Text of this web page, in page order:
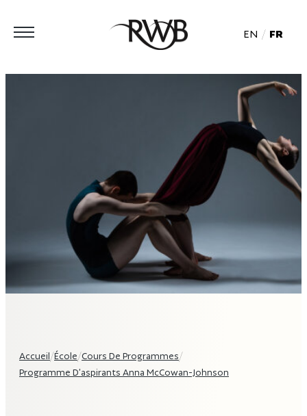
EN FR
Accueil/École/Cours De Programmes/
Programme D’aspirants Anna McCowan-Johnson